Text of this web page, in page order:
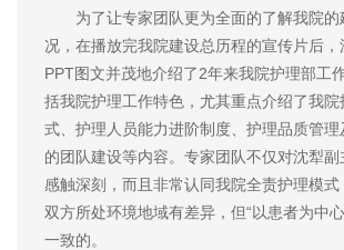
为了让专家团队更为全面的了解我院的
况，在播放完我院建设总历程的宣传片后，
PPT图文并茂地介绍了2年来我院护理部工
括我院护理工作特色，尤其重点介绍了我
式、护理人员能力进阶制度、护理品质管理
的团队建设等内容。专家团队不仅对沈犁
感触深刻，而且非常认同我院全责护理模
双方所处环境地域有差异，但“以患者为中
一致的。